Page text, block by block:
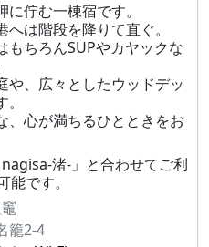
佇む一棟宿です。
は階段を降りて直ぐ。
もちろんSUPやカヤックな
や、広々としたウッドデッ
、心が満ちるひとときをお
渚-」と合わせてご利
です。
籠2-4